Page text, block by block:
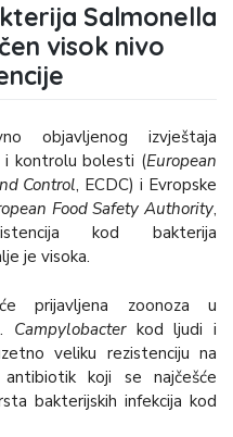
Salmonella
visok nivo
objavljenog izvještaja
i kontrolu bolesti (European
Control, ECDC) i Evropske
Food Safety Authority,
kod bakterija
je visoka.
prijavljena zoonoza u
Campylobacterkod ljudi i
veliku rezistenciju na
antibiotik koji se najčešće
bakterijskih infekcija kod